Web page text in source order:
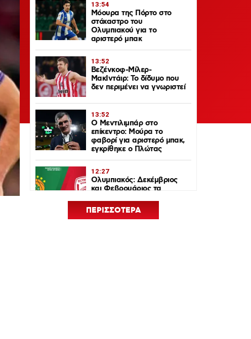
13:54
Μόουρα της Πόρτο στο
στόχαστρο του
Ολυμπιακού για το
αριστερό μπακ
13:52
Βεζένκοφ-Μίλερ-
ΜακΙντάιρ: Το δίδυμο που
δεν περιμένει να γνωριστεί
13:52
Ο Μεντιλιμπάρ στο
επίκεντρο: Μούρα το
φαβορί για αριστερό μπακ,
εγκρίθηκε ο Πλώτας
12:27
Ολυμπιακός: Δεκέμβριος
και Φεβρουάριος τα
Παναθηναϊκό στη
EuroLeague 2026-27
ΠΕΡΙΣΣΟΤΕΡΑ